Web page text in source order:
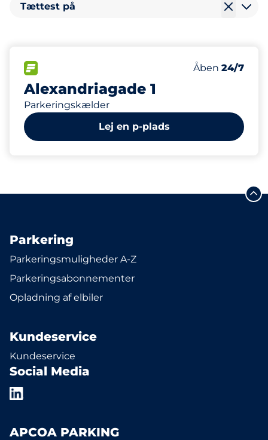
Tættest på
Alexandriagade 1
Parkeringskælder
Antal
Antal pladser
85
Fredag
Åben 24/7
Lej en p-plads
Parkering
Parkeringsmuligheder A-Z
Parkeringsabonnementer
Opladning af elbiler
Kundeservice
Kundeservice
Social Media
APCOA PARKING